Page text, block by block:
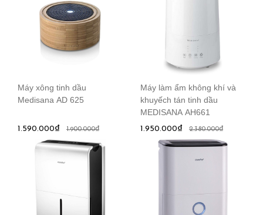
Máy xông tinh dầu
Medisana AD 625
1.590.000₫ 1.900.000₫
Máy làm ẩm không khí và
khuyếch tán tinh dầu
MEDISANA AH661
1.950.000₫ 2.380.000₫